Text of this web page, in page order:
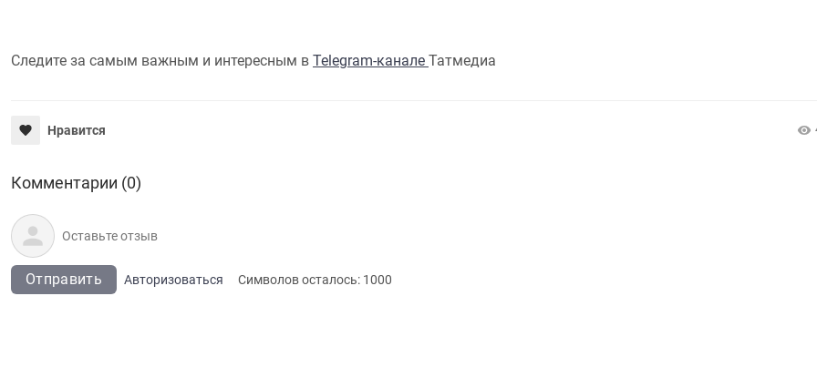
Следите за самым важным и интересным в Telegram-канале Татмедиа
Нравится
Комментарии (0)
Отправить Авторизоваться Символов осталось: 1000